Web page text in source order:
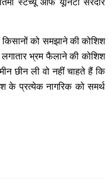
स्टेच्यू ऑफ यूनिटी सरदार
को समझाने की कोशिश
भ्रम फैलाने की कोशिश
छीन ली वो नहीं चाहते हैं कि
के प्रत्येक नागरिक को समर्थ